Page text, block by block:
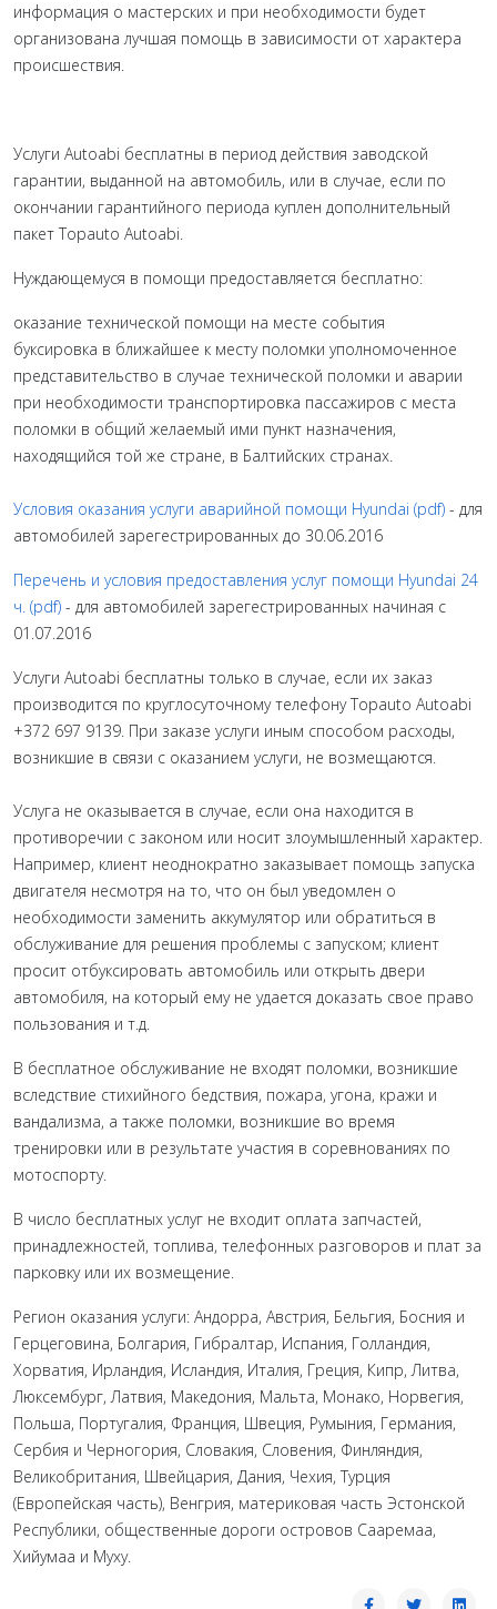
информация о мастерских и при необходимости будет
организована лучшая помощь в зависимости от характера
происшествия.
Услуги Autoabi бесплатны в период действия заводской
гарантии, выданной на автомобиль, или в случае, если по
окончании гарантийного периода куплен дополнительный
пакет Topauto Autoabi.
Нуждающемуся в помощи предоставляется бесплатно:
оказание технической помощи на месте события
буксировка в ближайшее к месту поломки уполномоченное
представительство в случае технической поломки и аварии
при необходимости транспортировка пассажиров с места
поломки в общий желаемый ими пункт назначения,
находящийся той же стране, в Балтийских странах.
Условия оказания услуги аварийной помощи Hyundai (pdf) - для
автомобилей зарегестрированных до 30.06.2016
Перечень и условия предоставления услуг помощи Hyundai 24
ч. (pdf) - для автомобилей зарегестрированных начиная с
01.07.2016
Услуги Autoabi бесплатны только в случае, если их заказ
производится по круглосуточному телефону Topauto Autoabi
+372 697 9139. При заказе услуги иным способом расходы,
возникшие в связи с оказанием услуги, не возмещаются.
Услуга не оказывается в случае, если она находится в
противоречии с законом или носит злоумышленный характер.
Например, клиент неоднократно заказывает помощь запуска
двигателя несмотря на то, что он был уведомлен о
необходимости заменить аккумулятор или обратиться в
обслуживание для решения проблемы с запуском; клиент
просит отбуксировать автомобиль или открыть двери
автомобиля, на который ему не удается доказать свое право
пользования и т.д.
В бесплатное обслуживание не входят поломки, возникшие
вследствие стихийного бедствия, пожара, угона, кражи и
вандализма, а также поломки, возникшие во время
тренировки или в результате участия в соревнованиях по
мотоспорту.
В число бесплатных услуг не входит оплата запчастей,
принадлежностей, топлива, телефонных разговоров и плат за
парковку или их возмещение.
Регион оказания услуги: Андорра, Австрия, Бельгия, Босния и
Герцеговина, Болгария, Гибралтар, Испания, Голландия,
Хорватия, Ирландия, Исландия, Италия, Греция, Кипр, Литва,
Люксембург, Латвия, Македония, Мальта, Монако, Норвегия,
Польша, Португалия, Франция, Швеция, Румыния, Германия,
Сербия и Черногория, Словакия, Словения, Финляндия,
Великобритания, Швейцария, Дания, Чехия, Турция
(Европейская часть), Венгрия, материковая часть Эстонской
Республики, общественные дороги островов Сааремаа,
Хийумаа и Муху.